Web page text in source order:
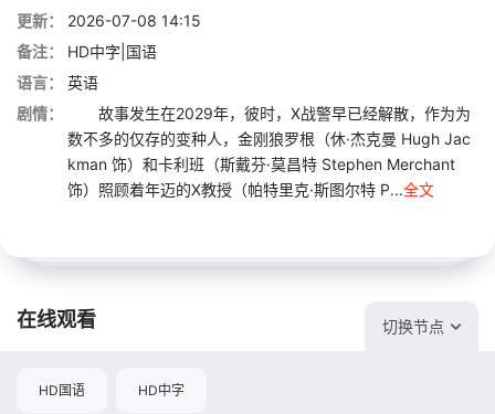
更新：
2026-07-08 14:15
备注：
HD中字|国语
语言：
英语
剧情：
故事发生在2029年，彼时，X战警早已经解散，作为为
数不多的仅存的变种人，金刚狼罗根（休·杰克曼 Hugh Jac
kman 饰）和卡利班（斯戴芬·莫昌特 Stephen Merchant
饰）照顾着年迈的X教授（帕特里克·斯图尔特 P...全文
在线观看 切换节点
HD国语 HD中字